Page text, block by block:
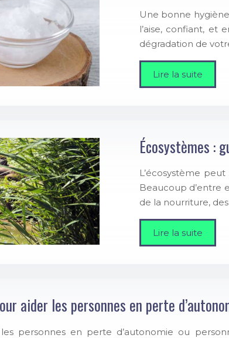
Une bonne
l’aise, confiant, et
dégradation de
Lire la suite
Écosystèmes :
L’écosystème
Beaucoup d’entre
de la nourriture,
Lire la suite
aider les personnes en perte
personnes en perte d’autonomie ou